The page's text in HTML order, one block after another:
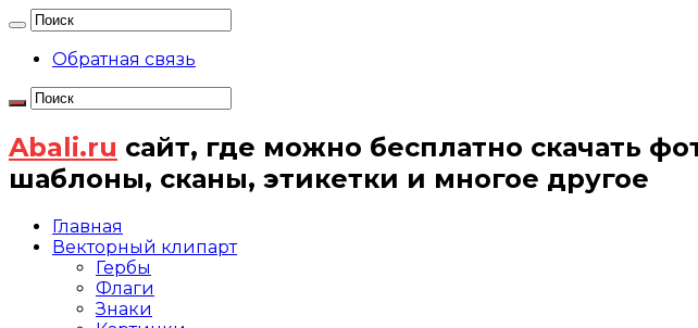
Обратная связь
Abali.ru сайт, где можно бесплатно скачать
шаблоны, сканы, этикетки и многое другое
Главная
Векторный клипарт
Гербы
Флаги
Знаки